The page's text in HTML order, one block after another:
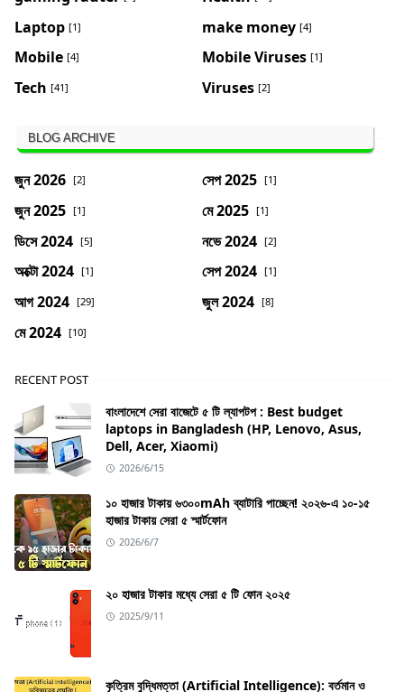
Laptop [1] make money [4]
Mobile [4] Mobile Viruses [1]
Tech [41] Viruses [2]
BLOG ARCHIVE
জুন 2026 [2] সেপ 2025 [1]
জুন 2025 [1] মে 2025 [1]
ডিসে 2024 [5] নভে 2024 [2]
অক্টো 2024 [1] সেপ 2024 [1]
আগ 2024 [29] জুল 2024 [8]
মে 2024 [10]
RECENT POST
বাংলাদেশে সেরা বাজেটে ৫ টি ল্যাপটপ : Best budget
laptops in Bangladesh (HP, Lenovo, Asus,
Dell, Acer, Xiaomi)
2026/6/15
১০ হাজার টাকায় ৬৩০০mAh ব্যাটারি পাচ্ছেন! ২০২৬-এ ১০-১৫
হাজার টাকায় সেরা ৫ স্মার্টফোন
2026/6/7
২০ হাজার টাকার মধ্যে সেরা ৫ টি ফোন ২০২৫
2025/9/11
কৃত্রিম বুদ্ধিমত্তা (Artificial Intelligence): বর্তমান ও